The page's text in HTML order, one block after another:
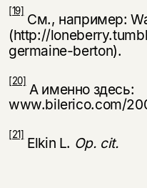
[19]См., например:
(http://
germaine-berton).
[20]А именно здесь:
www.bilerico.com/
[21]Elkin L. Op. cit.